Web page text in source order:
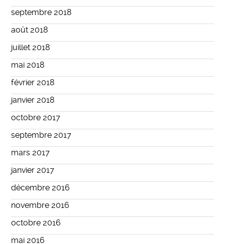
septembre 2018
août 2018
juillet 2018
mai 2018
février 2018
janvier 2018
octobre 2017
septembre 2017
mars 2017
janvier 2017
décembre 2016
novembre 2016
octobre 2016
mai 2016